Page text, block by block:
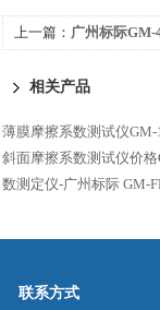
上一篇： 广州标际GM-
相关产品
薄膜摩擦系数测试仪GM-
斜面摩擦系数测试仪价格
数测定仪-广州标际 GM-
联系方式